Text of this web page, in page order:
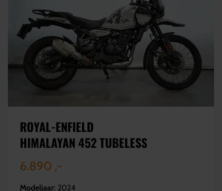
ROYAL-ENFIELD
HIMALAYAN 452 TUBELESS
6.890 ,-
Modeljaar: 2024